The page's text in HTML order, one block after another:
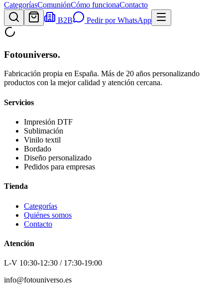
CategoríasComuniónCómo funcionaContacto
B2B
Pedir por WhatsApp
Fotouniverso.
Fabricación propia en España. Más de 20 años personalizando
productos con la mejor calidad y atención cercana.
Servicios
Impresión DTF
Sublimación
Vinilo textil
Bordado
Diseño personalizado
Pedidos para empresas
Tienda
Categorías
Quiénes somos
Contacto
Atención
L-V 10:30-12:30 / 17:30-19:00
info@fotouniverso.es